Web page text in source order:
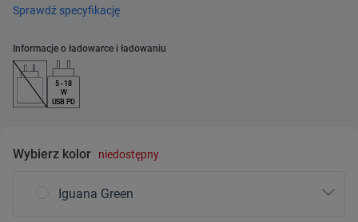
Sprawdź specyfikację
Informacje o ładowarce i ładowaniu
5 - 18
W
USB PD
Wybierz kolor niedostępny
Iguana Green